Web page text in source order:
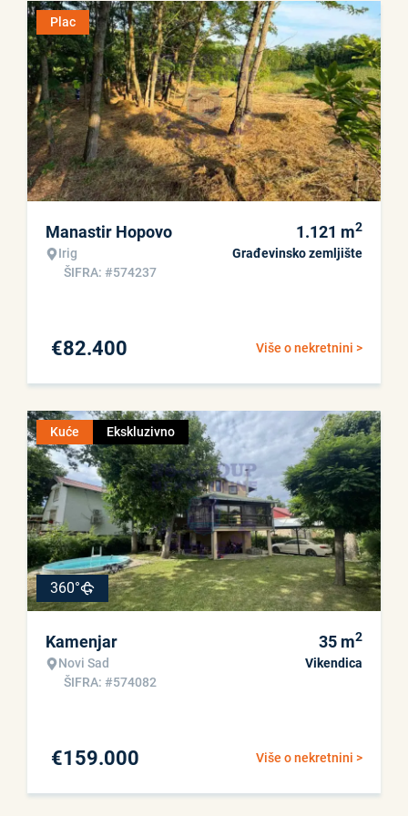
Plac
Manastir Hopovo
Irig
ŠIFRA: #574237
1.121 m2
Građevinsko zemljište
Više o nekretnini >
€82.400
Kuće Ekskluzivno
360°
Kamenjar
Novi Sad
ŠIFRA: #574082
35 m2
Vikendica
Više o nekretnini >
€159.000